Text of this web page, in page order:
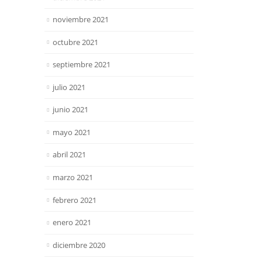
noviembre 2021
octubre 2021
septiembre 2021
julio 2021
junio 2021
mayo 2021
abril 2021
marzo 2021
febrero 2021
enero 2021
diciembre 2020